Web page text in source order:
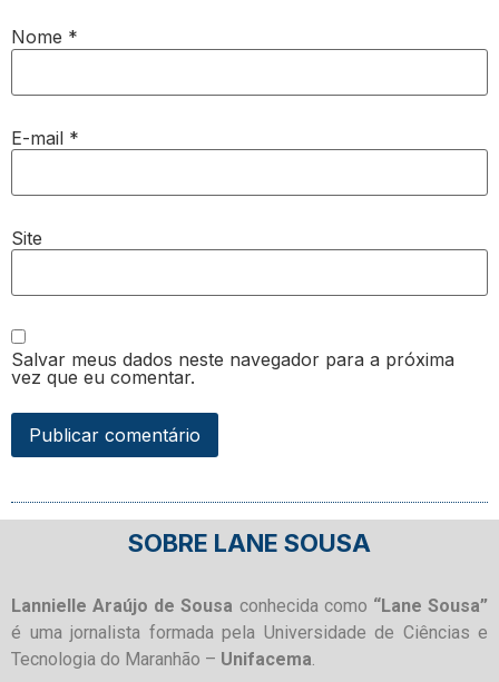
Nome *
E-mail *
Site
Salvar meus dados neste navegador para a próxima
vez que eu comentar.
SOBRE LANE SOUSA
Lannielle Araújo de Sousa conhecida como “Lane Sousa”
é uma jornalista formada pela Universidade de Ciências e
Tecnologia do Maranhão – Unifacema